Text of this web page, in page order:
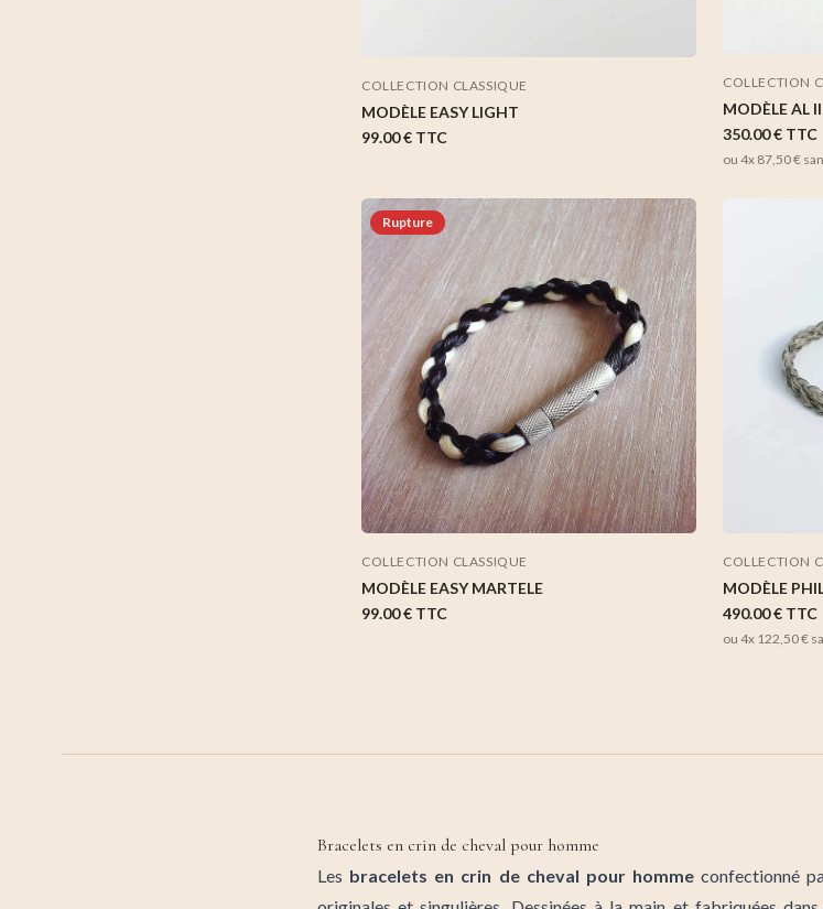
COLLECTION CLASSIQUE
MODÈLE EASY LIGHT
99.00 € TTC
COLLECTION
MODÈLE AL II
350.00 € TTC
ou 4x 87,50 €
Rupture
COLLECTION CLASSIQUE
MODÈLE EASY MARTELE
99.00 € TTC
COLLECTION
MODÈLE
490.00 € TTC
ou 4x 122,50 €
Bracelets en crin de cheval pour homme
Les bracelets en crin de cheval pour hommeconfectionné